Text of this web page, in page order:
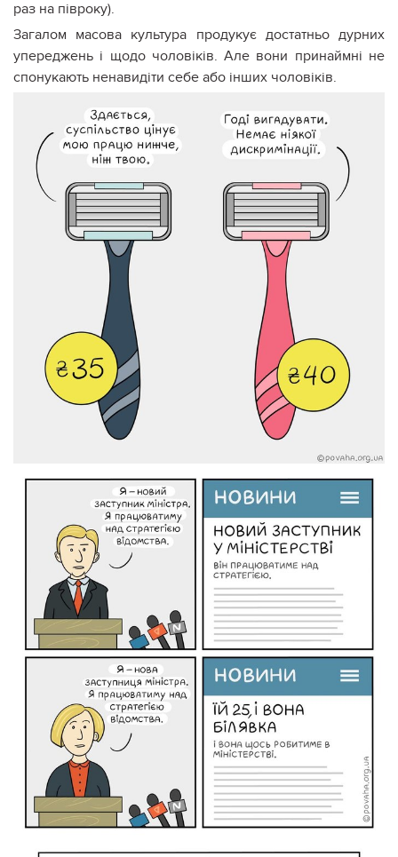
раз на півроку).
Загалом масова культура продукує достатньо дурних
упереджень і щодо чоловіків. Але вони принаймні не
спонукають ненавидіти себе або інших чоловіків.